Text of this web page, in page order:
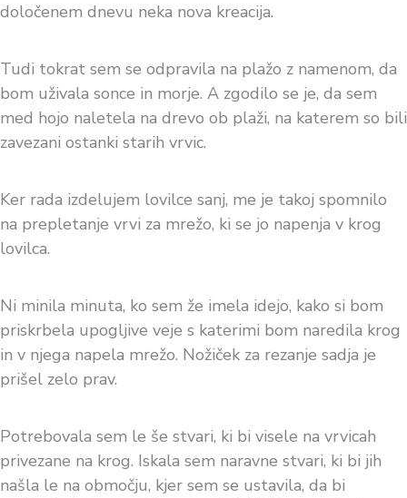
določenem dnevu neka nova kreacija.
Tudi tokrat sem se odpravila na plažo z namenom, da
bom uživala sonce in morje. A zgodilo se je, da sem
med hojo naletela na drevo ob plaži, na katerem so bili
zavezani ostanki starih vrvic.
Ker rada izdelujem lovilce sanj, me je takoj spomnilo
na prepletanje vrvi za mrežo, ki se jo napenja v krog
lovilca.
Ni minila minuta, ko sem že imela idejo, kako si bom
priskrbela upogljive veje s katerimi bom naredila krog
in v njega napela mrežo. Nožiček za rezanje sadja je
prišel zelo prav.
Potrebovala sem le še stvari, ki bi visele na vrvicah
privezane na krog. Iskala sem naravne stvari, ki bi jih
našla le na območju, kjer sem se ustavila, da bi